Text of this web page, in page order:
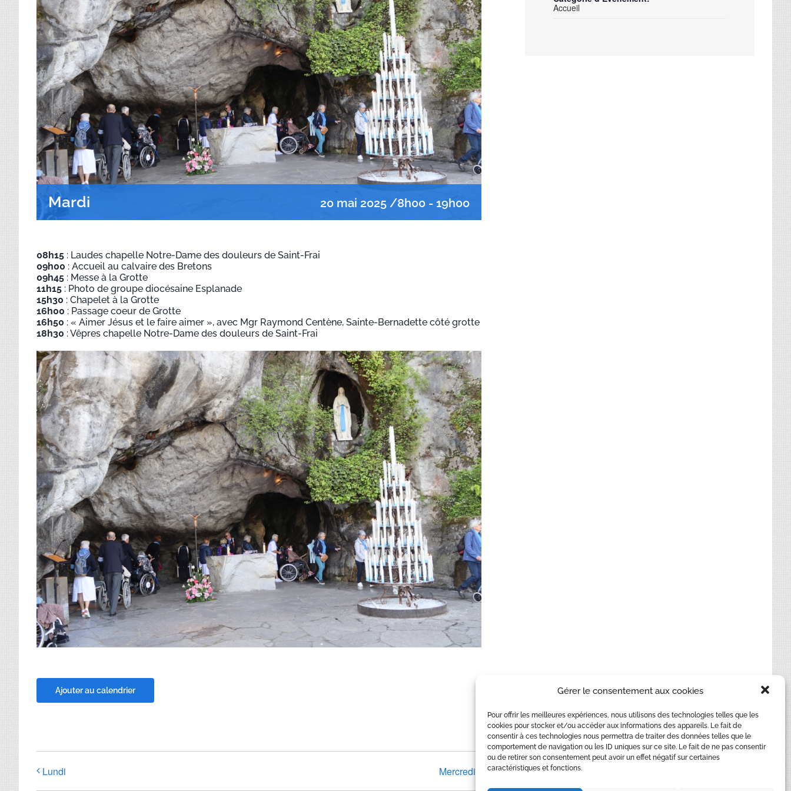
Gérer le consentement aux cookies
Pour offrir les meilleures expériences, nous utilisons des technologies telles que les
cookies pour stocker et/ou accéder aux informations des appareils. Le fait de
consentir à ces technologies nous permettra de traiter des données telles que le
comportement de navigation ou les ID uniques sur ce site. Le fait de ne pas consentir
ou de retirer son consentement peut avoir un effet négatif sur certaines
caractéristiques et fonctions.
Mardi 20 mai 2025 /8h00 - 19h00
08h15 : Laudes chapelle Notre-Dame des douleurs de Saint-Frai
09h00 : Accueil au calvaire des Bretons
09h45 : Messe à la Grotte
11h15 : Photo de groupe diocésaine Esplanade
15h30 : Chapelet à la Grotte
16h00 : Passage coeur de Grotte
16h50 : « Aimer Jésus et le faire aimer », avec Mgr Raymond Centène, Sainte-Bernadette côté grotte
18h30 : Vêpres chapelle Notre-Dame des douleurs de Saint-Frai
Ajouter au calendrier
Lundi Mercredi
Accueil